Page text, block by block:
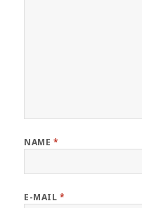
NAME *
E-MAIL *